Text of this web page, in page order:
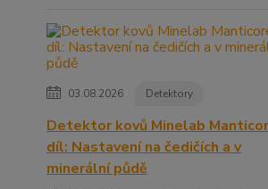
03.08.2026 Detektory
Detektor kovů Minelab
díl: Nastavení na čedičích a v
minerální půdě